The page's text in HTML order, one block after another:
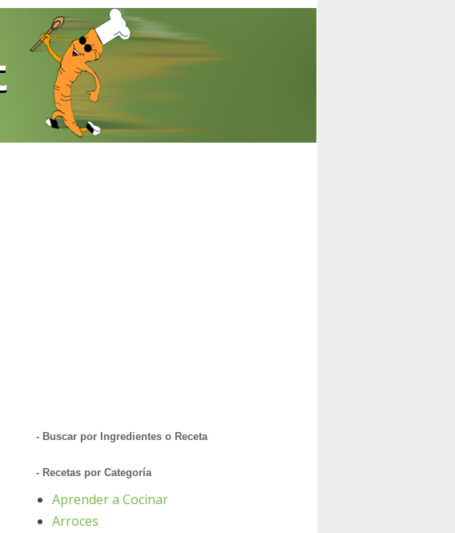
- Buscar por Ingredientes o Receta
- Recetas por Categoría
Aprender a Cocinar
Arroces